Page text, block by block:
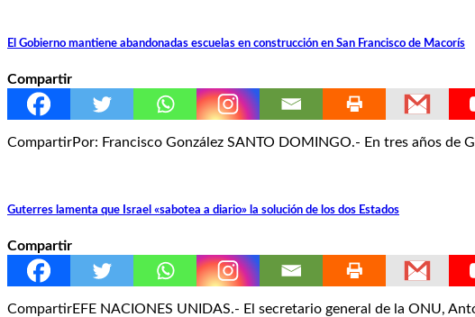
El Gobierno mantiene abandonadas escuelas en construcción en San Francisco de Macorís
Compartir
CompartirPor: Francisco González SANTO DOMINGO.- En tres años
Guterres lamenta que Israel «sabotea a diario» la solución de los dos Estados
Compartir
CompartirEFE NACIONES UNIDAS.- El secretario general de la ONU,